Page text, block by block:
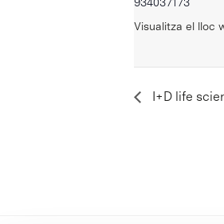
Visualitza el lloc
I+D life